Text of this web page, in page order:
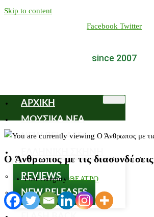
Skip to content
Facebook Twitter
since 2007
ΑΡΧΙΚΗ
ΜΟΥΣΙΚΑ ΝΕΑ
NEW RELEASES
REVIEWS
NEW RELEASES
Ο Άνθρωπος με τις διασυνδέσεις
Post category:ΘΕΑΤΡΟ